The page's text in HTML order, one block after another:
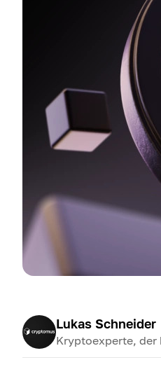
Lukas Schneider
Kryptoexperte, der